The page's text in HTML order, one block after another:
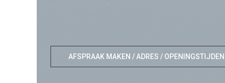
AFSPRAAK MAKEN / ADRES /